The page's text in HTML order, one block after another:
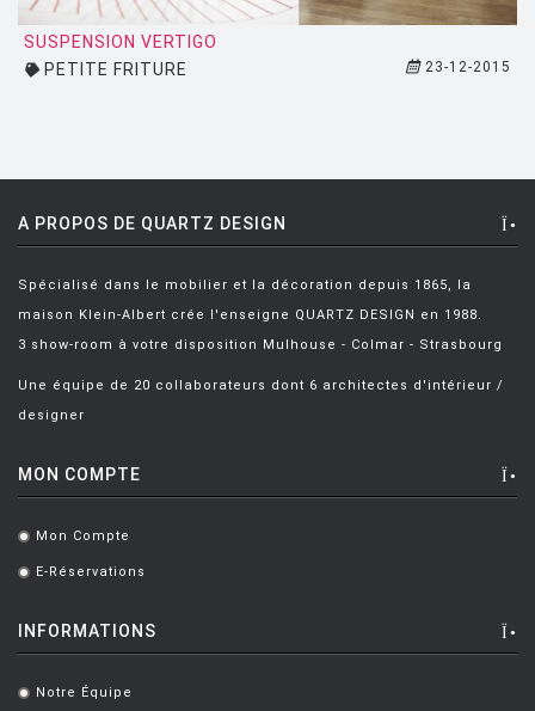
MONTANA
MOOG DESIGN
MUUTO
NEMO
NUOVEFORME
OLUCE
OPINION CIATTI
PLANIKA
PUNT MOBLES
QUARTZ MOBILIER CONTEMPORAIN
REMEMBER
SUSPENSION VERTIGO
PETITE FRITURE
23-12-2015
A PROPOS DE QUARTZ DESIGN
Spécialisé dans le mobilier et la décoration depuis 1865, la
maison Klein-Albert crée l'enseigne QUARTZ DESIGN en 1988.
3 show-room à votre disposition Mulhouse - Colmar - Strasbourg
Une équipe de 20 collaborateurs dont 6 architectes d'intérieur /
designer
MON COMPTE
. Mon Compte
. E-Réservations
INFORMATIONS
. Notre Équipe